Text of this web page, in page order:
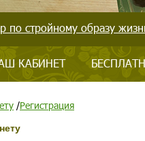
по стройному образу
КАБИНЕТ
/Регистрация